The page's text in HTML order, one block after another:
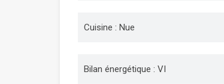
Cuisine : Nue
Bilan énergétique : VI